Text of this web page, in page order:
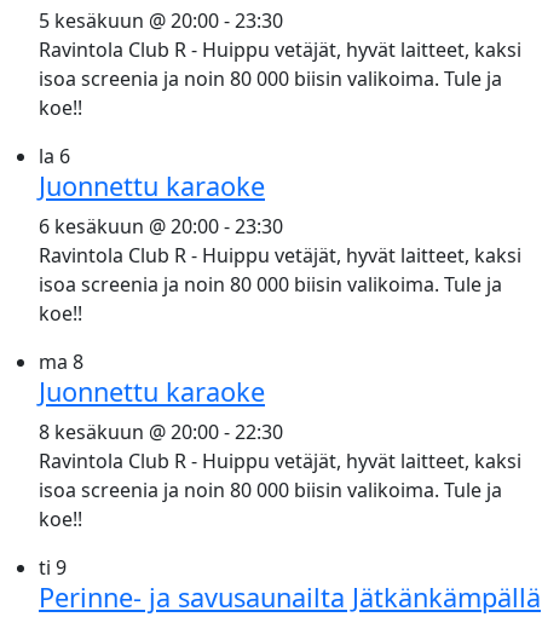
5 kesäkuun @ 20:00-23:30
Ravintola Club R - Huippu vetäjät, hyvät laitteet, kaksi
isoa screenia ja noin 80 000 biisin valikoima. Tule ja
koe!!
la 6
Juonnettu karaoke
6 kesäkuun @ 20:00-23:30
Ravintola Club R - Huippu vetäjät, hyvät laitteet, kaksi
isoa screenia ja noin 80 000 biisin valikoima. Tule ja
koe!!
ma 8
Juonnettu karaoke
8 kesäkuun @ 20:00-22:30
Ravintola Club R - Huippu vetäjät, hyvät laitteet, kaksi
isoa screenia ja noin 80 000 biisin valikoima. Tule ja
koe!!
ti 9
Perinne- ja savusaunailta Jätkänkämpällä